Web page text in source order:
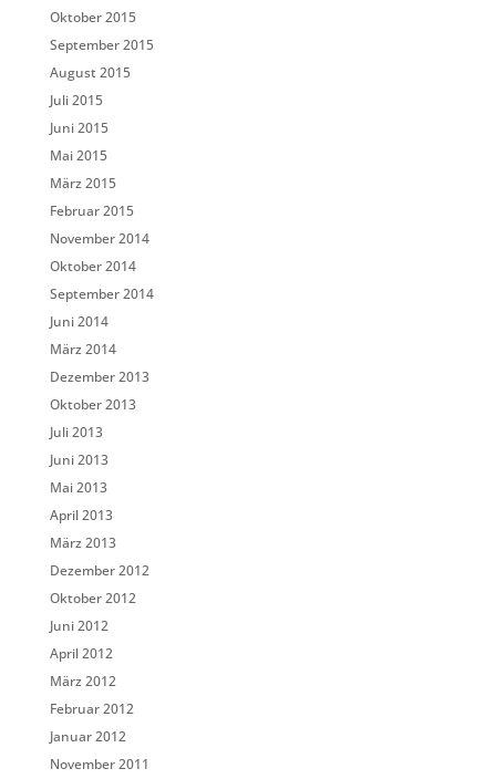
Oktober 2015
September 2015
August 2015
Juli 2015
Juni 2015
Mai 2015
März 2015
Februar 2015
November 2014
Oktober 2014
September 2014
Juni 2014
März 2014
Dezember 2013
Oktober 2013
Juli 2013
Juni 2013
Mai 2013
April 2013
März 2013
Dezember 2012
Oktober 2012
Juni 2012
April 2012
März 2012
Februar 2012
Januar 2012
November 2011